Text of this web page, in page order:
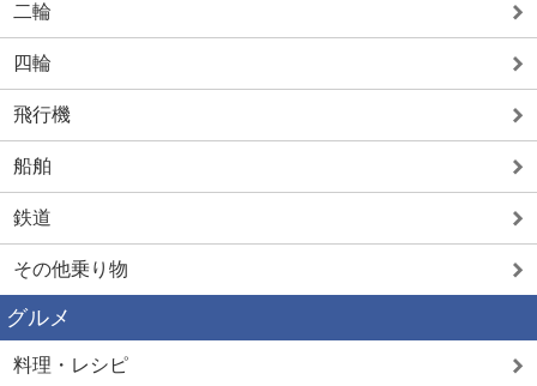
二輪
四輪
飛行機
船舶
鉄道
その他乗り物
グルメ
料理・レシピ